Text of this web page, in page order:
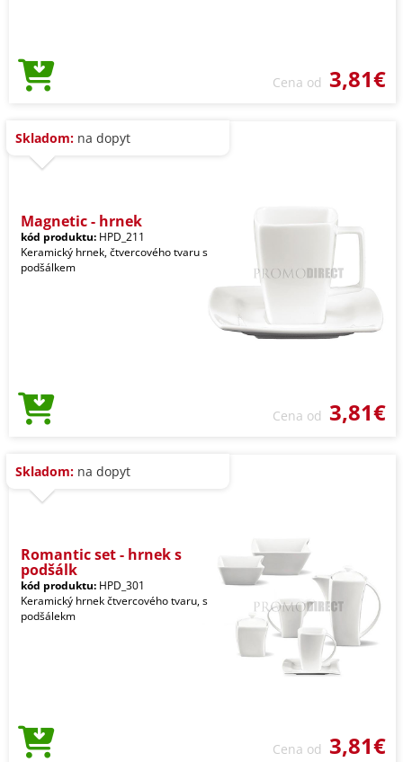
Cena od 3,81€
Skladom: na dopyt
Magnetic - hrnek
kód produktu: HPD_211
Keramický hrnek, čtvercového tvaru s
podšálkem
Cena od 3,81€
Skladom: na dopyt
Romantic set - hrnek s
podšálk
kód produktu: HPD_301
Keramický hrnek čtvercového tvaru, s
podšálekm
Cena od 3,81€